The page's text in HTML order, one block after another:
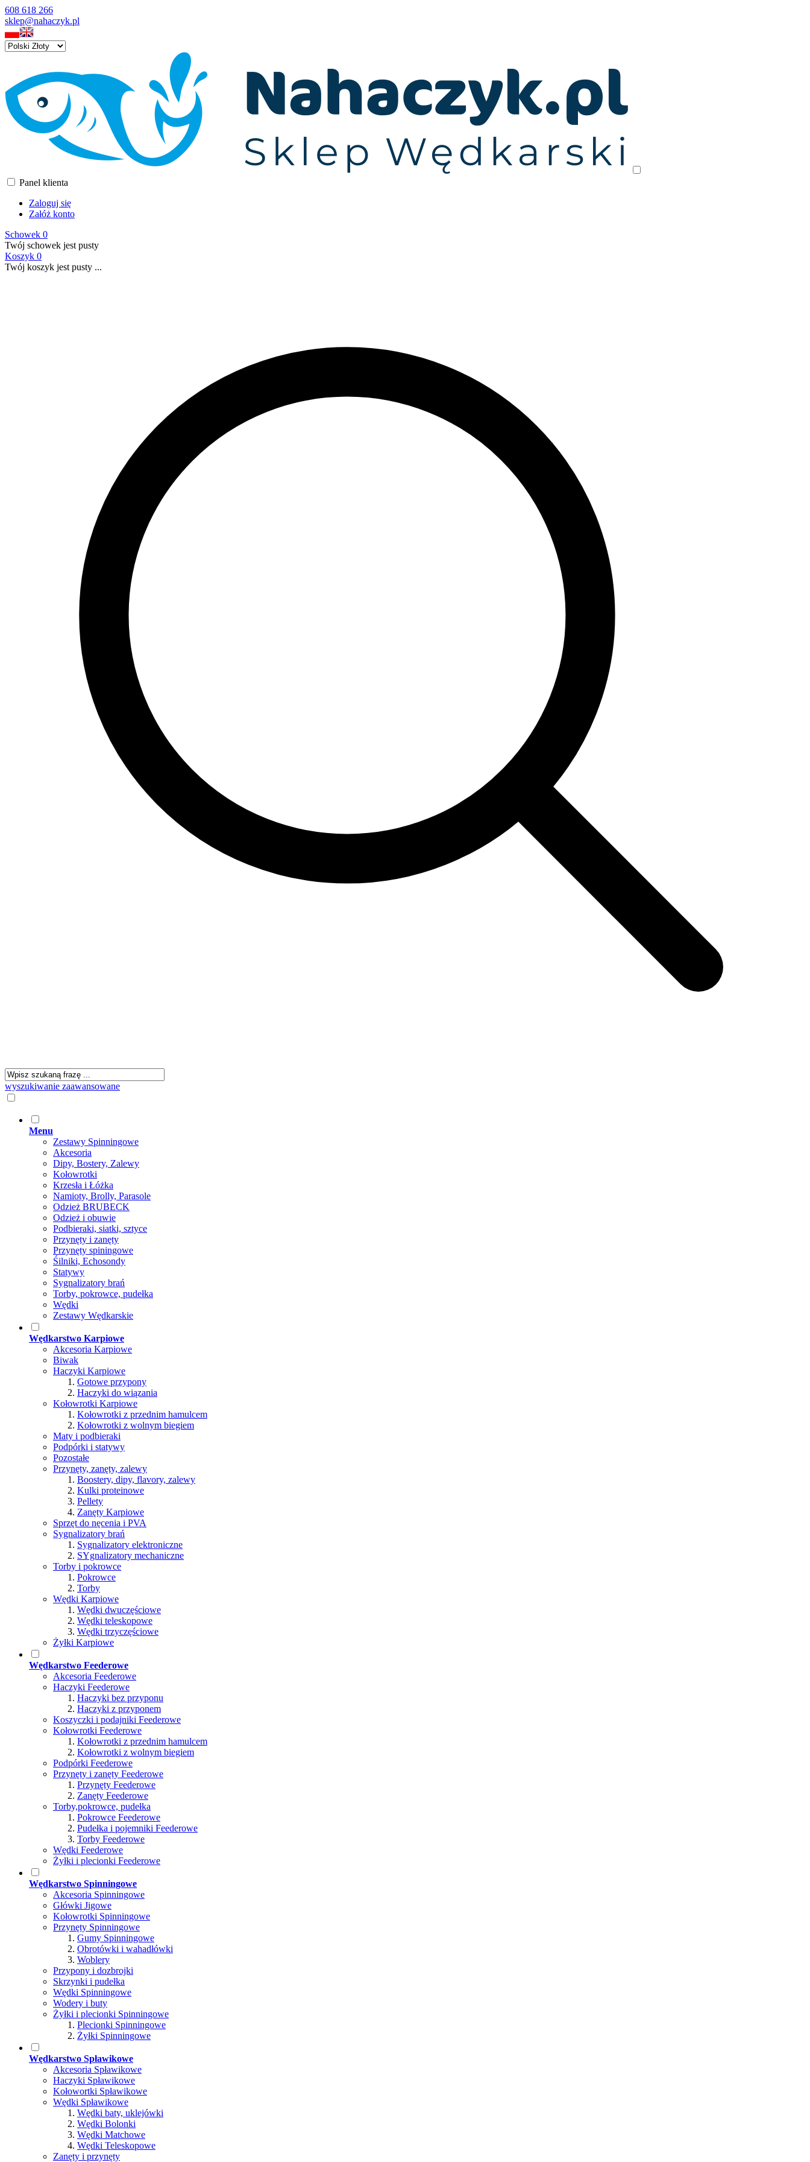
608 618 266
sklep@nahaczyk.pl
Panel klienta
Zaloguj się
Załóż konto
Schowek 0
Twój schowek jest pusty
Koszyk 0
Twój koszyk jest pusty ...
wyszukiwanie zaawansowane
Menu
Zestawy Spinningowe
Akcesoria
Dipy, Bostery, Zalewy
Kołowrotki
Krzesła i Łóżka
Namioty, Brolly, Parasole
Odzież BRUBECK
Odzież i obuwie
Podbieraki, siatki, sztyce
Przynęty i zanęty
Przynęty spiningowe
Śilniki, Echosondy
Statywy
Sygnalizatory brań
Torby, pokrowce, pudełka
Wędki
Zestawy Wędkarskie
Wędkarstwo Karpiowe
Akcesoria Karpiowe
Biwak
Haczyki Karpiowe
Gotowe przypony
Haczyki do wiązania
Kołowrotki Karpiowe
Kołowrotki z przednim hamulcem
Kołowrotki z wolnym biegiem
Maty i podbieraki
Podpórki i statywy
Pozostałe
Przynęty, zanęty, zalewy
Boostery, dipy, flavory, zalewy
Kulki proteinowe
Pellety
Zanęty Karpiowe
Sprzęt do nęcenia i PVA
Sygnalizatory brań
Sygnalizatory elektroniczne
SYgnalizatory mechaniczne
Torby i pokrowce
Pokrowce
Torby
Wędki Karpiowe
Wędki dwuczęściowe
Wędki teleskopowe
Wędki trzyczęściowe
Żyłki Karpiowe
Wędkarstwo Feederowe
Akcesoria Feederowe
Haczyki Feederowe
Haczyki bez przyponu
Haczyki z przyponem
Koszyczki i podajniki Feederowe
Kołowrotki Feederowe
Kołowrotki z przednim hamulcem
Kołowrotki z wolnym biegiem
Podpórki Feederowe
Przynęty i zanęty Feederowe
Przynęty Feederowe
Zanęty Feederowe
Torby,pokrowce, pudełka
Pokrowce Feederowe
Pudełka i pojemniki Feederowe
Torby Feederowe
Wędki Feederowe
Żyłki i plecionki Feederowe
Wędkarstwo Spinningowe
Akcesoria Spinningowe
Główki Jigowe
Kołowrotki Spinningowe
Przynęty Spinningowe
Gumy Spinningowe
Obrotówki i wahadłówki
Woblery
Przypony i dozbrojki
Skrzynki i pudełka
Wędki Spinningowe
Wodery i buty
Żyłki i plecionki Spinningowe
Plecionki Spinningowe
Żyłki Spinningowe
Wędkarstwo Spławikowe
Akcesoria Spławikowe
Haczyki Spławikowe
Kołowortki Spławikowe
Wędki Spławikowe
Wędki baty, uklejówki
Wędki Bolonki
Wędki Matchowe
Wędki Teleskopowe
Zanęty i przynęty